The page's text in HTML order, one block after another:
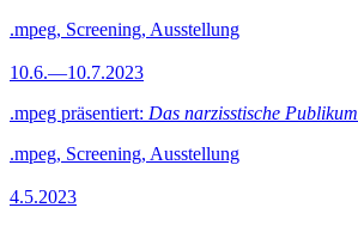
.mpeg, Screening, Ausstellung
10.6.—10.7.2023
.mpeg präsentiert: Das narzisstische Publikum
.mpeg, Screening, Ausstellung
4.5.2023